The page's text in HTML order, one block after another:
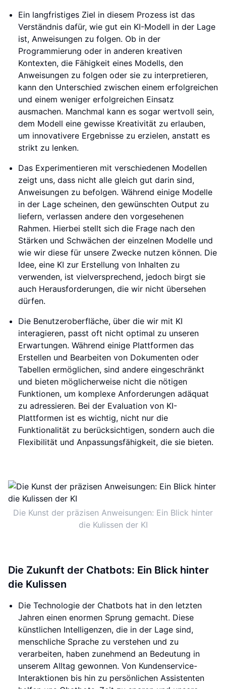
Ein langfristiges Ziel in diesem Prozess ist das
Verständnis dafür, wie gut ein KI-Modell in der Lage
ist, Anweisungen zu folgen. Ob in der
Programmierung oder in anderen kreativen
Kontexten, die Fähigkeit eines Modells, den
Anweisungen zu folgen oder sie zu interpretieren,
kann den Unterschied zwischen einem erfolgreichen
und einem weniger erfolgreichen Einsatz
ausmachen. Manchmal kann es sogar wertvoll sein,
dem Modell eine gewisse Kreativität zu erlauben,
um innovativere Ergebnisse zu erzielen, anstatt es
strikt zu lenken.
Das Experimentieren mit verschiedenen Modellen
zeigt uns, dass nicht alle gleich gut darin sind,
Anweisungen zu befolgen. Während einige Modelle
in der Lage scheinen, den gewünschten Output zu
liefern, verlassen andere den vorgesehenen
Rahmen. Hierbei stellt sich die Frage nach den
Stärken und Schwächen der einzelnen Modelle und
wie wir diese für unsere Zwecke nutzen können. Die
Idee, eine KI zur Erstellung von Inhalten zu
verwenden, ist vielversprechend, jedoch birgt sie
auch Herausforderungen, die wir nicht übersehen
dürfen.
Die Benutzeroberfläche, über die wir mit KI
interagieren, passt oft nicht optimal zu unseren
Erwartungen. Während einige Plattformen das
Erstellen und Bearbeiten von Dokumenten oder
Tabellen ermöglichen, sind andere eingeschränkt
und bieten möglicherweise nicht die nötigen
Funktionen, um komplexe Anforderungen adäquat
zu adressieren. Bei der Evaluation von KI-
Plattformen ist es wichtig, nicht nur die
Funktionalität zu berücksichtigen, sondern auch die
Flexibilität und Anpassungsfähigkeit, die sie bieten.
Die Kunst der präzisen Anweisungen: Ein Blick hinter
die Kulissen der KI
Die Zukunft der Chatbots: Ein Blick hinter
die Kulissen
Die Technologie der Chatbots hat in den letzten
Jahren einen enormen Sprung gemacht. Diese
künstlichen Intelligenzen, die in der Lage sind,
menschliche Sprache zu verstehen und zu
verarbeiten, haben zunehmend an Bedeutung in
unserem Alltag gewonnen. Von Kundenservice-
Interaktionen bis hin zu persönlichen Assistenten